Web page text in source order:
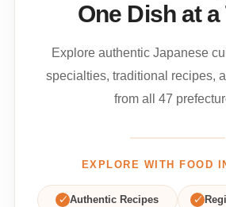
One Dish at a
Explore authentic Japanese
specialties, traditional recipes,
from all 47
EXPLORE WITH FOOD
✓ Authentic Recipes ✓